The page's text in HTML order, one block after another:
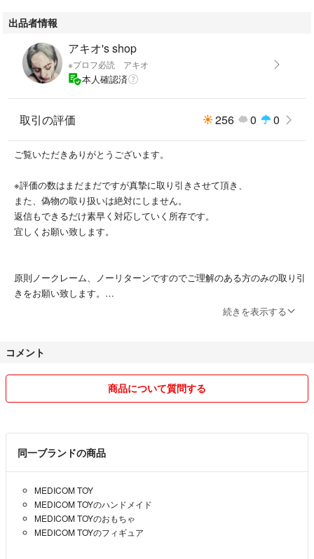
す、ご了承下さい。
#Heads
#Nanzuka
#Parco
出品者情報
アキオ's shop
※プロフ必読 アキオ
本人確認済
取引の評価 256 0 0
ご覧いただきありがとうございます。
※評価の数はまだまだですが真摯に取り引きさせて頂き、
また、偽物の取り扱いは絶対にしません。
返信もできるだけ素早く対応していく所存です。
宜しくお願い致します。
原則ノークレーム、ノーリターンですのでご理解のある方のみの取り引
きをお願い致します。
サイズ詳細を教えてくれとのコメントがありますが
時間と手間の無駄です。悪質な方は即ブロックします。
例外としては評価を見て判断して返信する場合はございます。
購入に関しましても評価の悪いが付いてる方は、コメント返信にもルー
その様な方は購入お控えください。
もし購入されてもこちらからキャンセルする場合がございます。
お互い顔が見えないだけにこちらとしても人としてルール
を守れる方と取引したいです。
続きを表示する
コメント
商品について質問する
同一ブランドの商品
MEDICOM TOY
MEDICOM TOYのハンドメイド
MEDICOM TOYのおもちゃ
MEDICOM TOYのフィギュア